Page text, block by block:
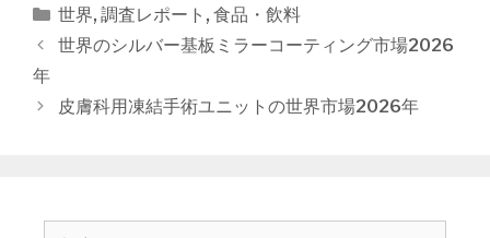
カ
テ
ー
世界, 調査レポート , 食品・飲料
投
稿
ョ
世界のシルバー基板ミラーコーティング市場2026
年
皮膚科用凍結手術ユニットの世界市場2026年